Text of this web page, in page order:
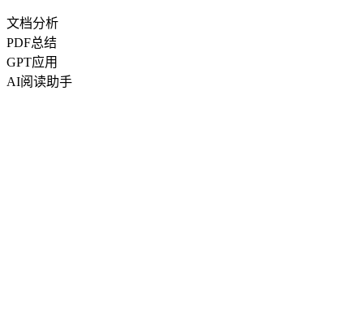
文档分析
PDF总结
GPT应用
AI阅读助手